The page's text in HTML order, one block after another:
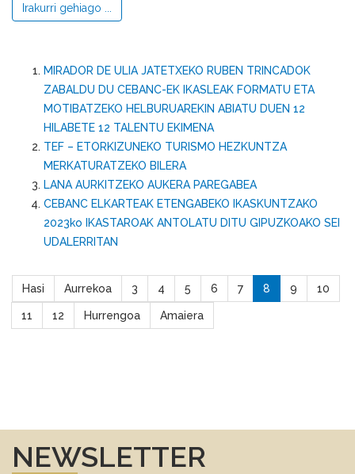
Irakurri gehiago ...
MIRADOR DE ULIA JATETXEKO RUBEN TRINCADOK
ZABALDU DU CEBANC-EK IKASLEAK FORMATU ETA
MOTIBATZEKO HELBURUAREKIN ABIATU DUEN 12
HILABETE 12 TALENTU EKIMENA
TEF – ETORKIZUNEKO TURISMO HEZKUNTZA
MERKATURATZEKO BILERA
LANA AURKITZEKO AUKERA PAREGABEA
CEBANC ELKARTEAK ETENGABEKO IKASKUNTZAKO
2023ko IKASTAROAK ANTOLATU DITU GIPUZKOAKO SEI
UDALERRITAN
Hasi Aurrekoa 3 4 5 6 7 8 9 10
11 12 Hurrengoa Amaiera
NEWSLETTER